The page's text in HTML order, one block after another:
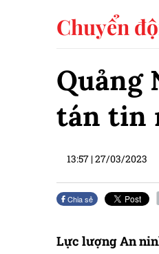
Chuyển
Quảng
tán tin
13:57 |27/03/2023
Chia sẻ
Lực lượng An